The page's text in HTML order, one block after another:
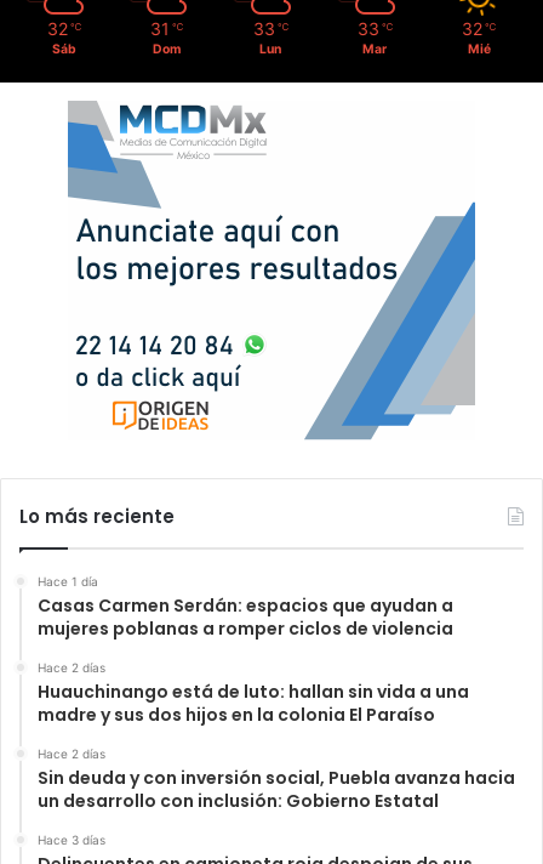
32 ℃
Sáb
31 ℃
Dom
33 ℃
Lun
33 ℃
Mar
32 ℃
Mié
Lo más reciente
Hace 1 día
Casas Carmen Serdán: espacios que ayudan a
mujeres poblanas a romper ciclos de violencia
Hace 2 días
Huauchinango está de luto: hallan sin vida a una
madre y sus dos hijos en la colonia El Paraíso
Hace 2 días
Sin deuda y con inversión social, Puebla avanza hacia
un desarrollo con inclusión: Gobierno Estatal
Hace 3 días